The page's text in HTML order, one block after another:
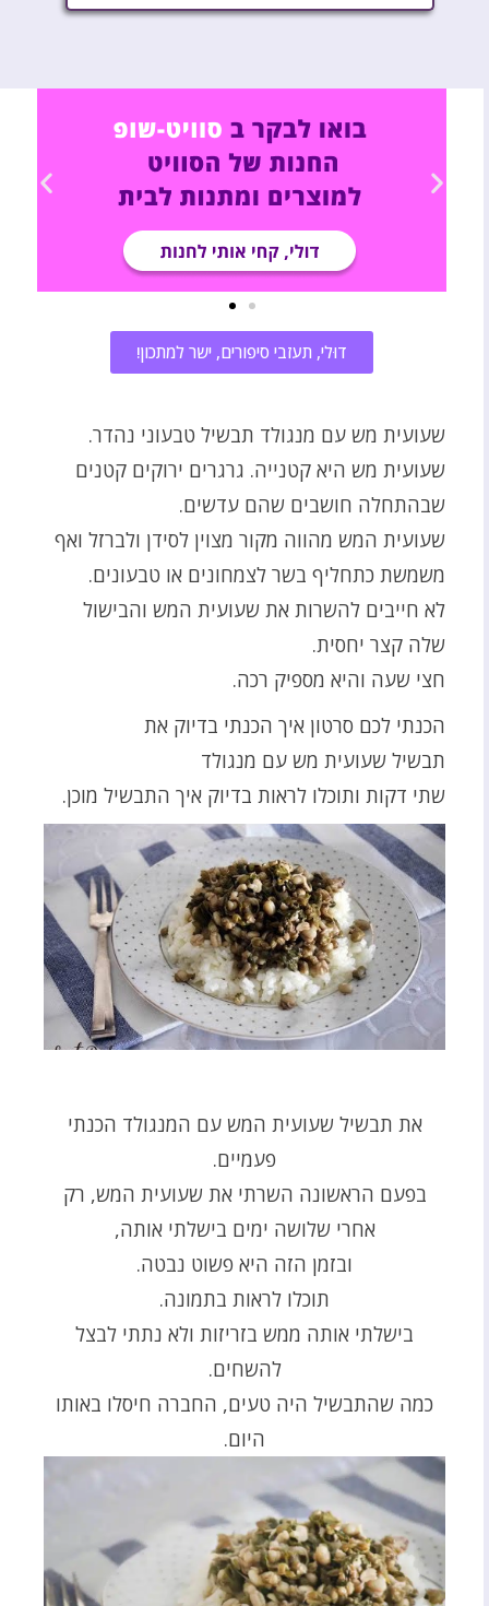
דוּלי, תעזבי סיפורים, ישר למתכון!
שעועית מש עם מנגולד תבשיל טבעוני נהדר.
שעועית מש היא קטנייה. גרגרים ירוקים קטנים
שבהתחלה חושבים שהם עדשים.
שעועית המש מהווה מקור מצוין לסידן ולברזל ואף
משמשת כתחליף בשר לצמחונים או טבעונים.
לא חייבים להשרות את שעועית המש והבישול
שלה קצר יחסית.
חצי שעה והיא מספיק רכה.
הכנתי לכם סרטון איך הכנתי בדיוק את
תבשיל שעועית מש עם מנגולד
שתי דקות ותוכלו לראות בדיוק איך התבשיל מוכן.
את תבשיל שעועית המש עם המנגולד הכנתי
פעמיים.
בפעם הראשונה השרתי את שעועית המש, רק
אחרי שלושה ימים בישלתי אותה,
ובזמן הזה היא פשוט נבטה.
תוכלו לראות בתמונה.
בישלתי אותה ממש בזריזות ולא נתתי לבצל
להשחים.
כמה שהתבשיל היה טעים, החברה חיסלו באותו
היום.